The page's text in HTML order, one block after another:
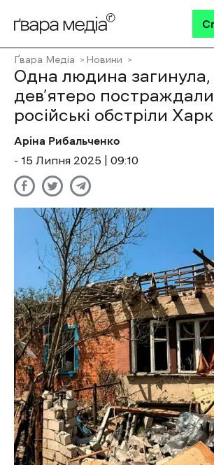
Ґвара Медіа Новини
Одна людина
дев’ятеро
російські обстріли
Аріна Рибальченко
- 15 Липня 2025 | 09:10